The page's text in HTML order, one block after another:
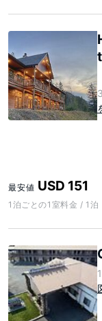
最安値 USD 151
1泊ごとの1室料金 / 1泊